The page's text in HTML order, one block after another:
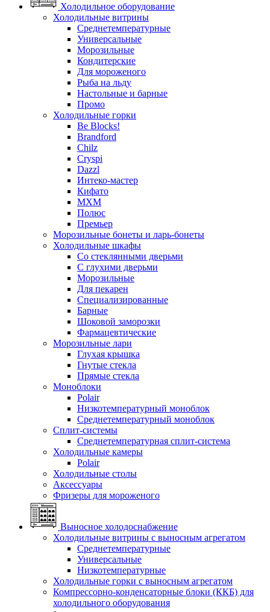
Холодильное оборудование
Холодильные витрины
Среднетемпературные
Универсальные
Морозильные
Кондитерские
Для мороженого
Рыба на льду
Настольные и барные
Промо
Холодильные горки
Be Blocks!
Brandford
Chilz
Cryspi
Dazzl
Интеко-мастер
Кифато
МХМ
Полюс
Премьер
Морозильные бонеты и ларь-бонеты
Холодильные шкафы
Со стеклянными дверьми
С глухими дверьми
Морозильные
Для пекарен
Специализированные
Барные
Шоковой заморозки
Фармацевтические
Морозильные лари
Глухая крышка
Гнутые стекла
Прямые стекла
Моноблоки
Polair
Низкотемпературный моноблок
Среднетемпературный моноблок
Сплит-системы
Среднетемпературная сплит-система
Холодильные камеры
Polair
Холодильные столы
Аксессуары
Фризеры для мороженого
Выносное холодоснабжение
Холодильные витрины с выносным агрегатом
Среднетемпературные
Универсальные
Низкотемпературные
Холодильные горки с выносным агрегатом
Компрессорно-конденсаторные блоки (ККБ) для
холодильного оборудования